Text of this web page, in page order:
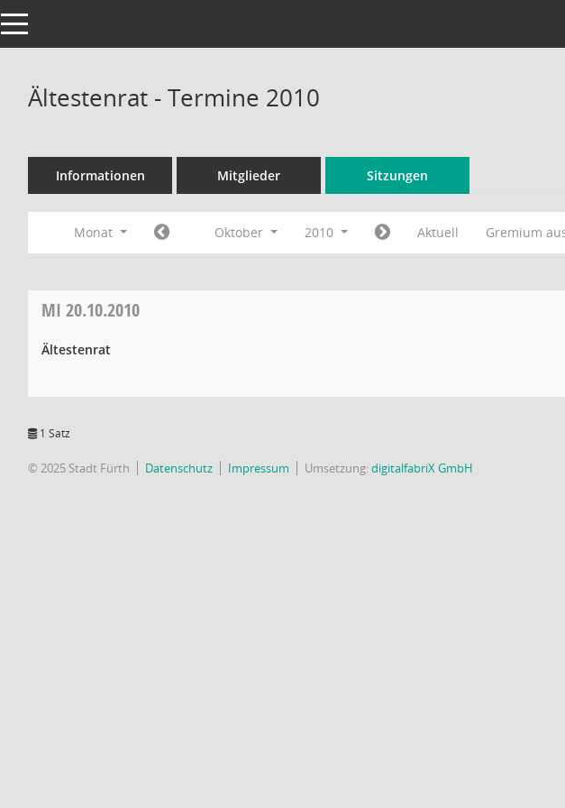
Toggle navigation
Ältestenrat - Termine 2010
Informationen Mitglieder Sitzungen
Monat Oktober 2010 Aktuell Gremium
MI 20.10.2010
Ältestenrat
1 Satz
© 2025 Stadt Fürth Datenschutz Impressum Umsetzung:digitalfabriX GmbH